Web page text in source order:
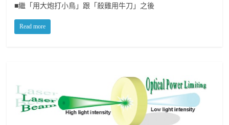
■繼「用大炮打小鳥」跟「殺雞用牛刀」之後
Read more